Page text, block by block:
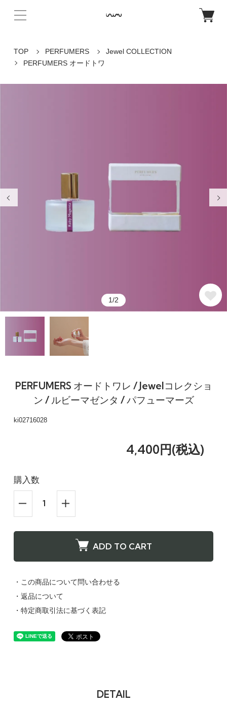
TOP PERFUMERS
Jewel COLLECTION
PERFUMERS オードトワ
1/2
PERFUMERS オードトワレ / Jewelコレクショ
ン / ルビーマゼンタ / パフューマーズ
ki02716028
4,400円(税込)
購入数
ADD TO CART
・この商品について問い合わせる
・返品について
・特定商取引法に基づく表記
DETAIL